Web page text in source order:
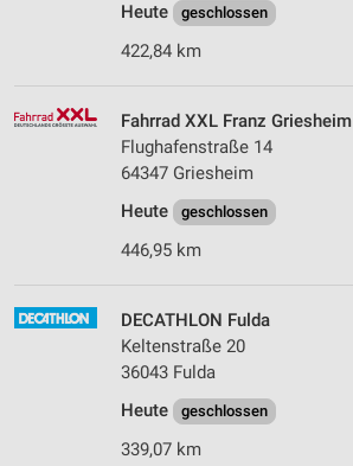
Heute
geschlossen
422,84 km
Fahrrad XXL Franz Griesheim
Flughafenstraße 14
64347 Griesheim
Heute
geschlossen
446,95 km
DECATHLON Fulda
Keltenstraße 20
36043 Fulda
Heute
geschlossen
339,07 km